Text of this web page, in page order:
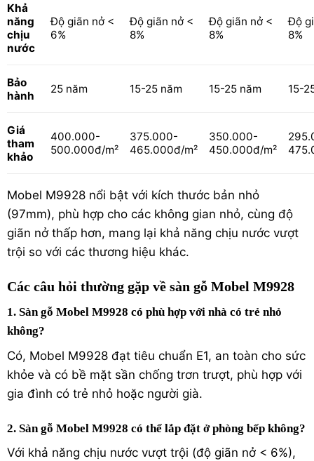
Khả
năng
chịu
nước
Độ giãn nở <
6%
Độ giãn nở <
8%
Độ giãn nở <
8%
Độ
8%
Bảo
hành
25 năm 15-25 năm 15-25 năm 15-
Giá
tham
khảo
400.000-
500.000đ/m²
375.000-
465.000đ/m²
350.000-
450.000đ/m²
Mobel M9928 nổi bật với kích thước bản nhỏ
(97mm), phù hợp cho các không gian nhỏ, cùng độ
giãn nở thấp hơn, mang lại khả năng chịu nước vượt
trội so với các thương hiệu khác.
Các câu hỏi thường gặp về sàn gỗ Mobel M9928
1. Sàn gỗ Mobel M9928 có phù hợp với nhà có trẻ nhỏ
không?
Có, Mobel M9928 đạt tiêu chuẩn E1, an toàn cho sức
khỏe và có bề mặt sần chống trơn trượt, phù hợp với
gia đình có trẻ nhỏ hoặc người già.
2. Sàn gỗ Mobel M9928 có thể lắp đặt ở phòng bếp không?
Với khả năng chịu nước vượt trội (độ giãn nở < 6%),